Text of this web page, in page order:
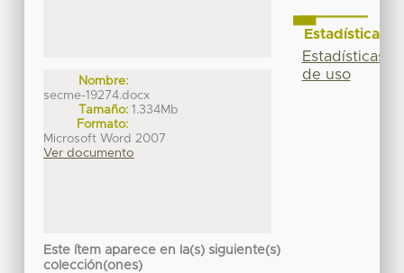
Nombre:
secme-19274.docx
Tamaño: 1.334Mb
Formato:
Microsoft Word 2007
Ver documento
Este ítem aparece en la(s) siguiente(s)
colección(ones)
Estadísticas
Estadísticas
de uso